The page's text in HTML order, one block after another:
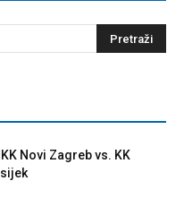
Novi Zagreb vs. KK